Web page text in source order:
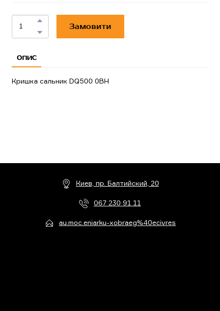
Замовити
ОПИС
Кришка сальник DQ500 0BH
Киев, пр. Балтийский, 20
067 230 91 11
au.moc.eniarku-xobraeg%40ecivres